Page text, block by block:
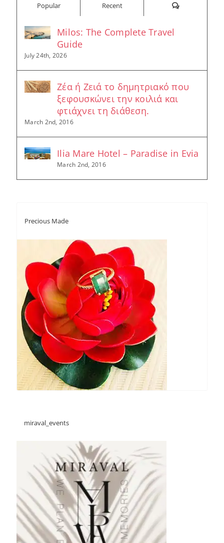
Popular Recent Comments
Milos: The Complete Travel
Guide
July 24th, 2026
Ζέα ή Ζειά το δημητριακό που
ξεφουσκώνει την κοιλιά και
φτιάχνει τη διάθεση.
March 2nd, 2016
Ilia Mare Hotel – Paradise in Evia
March 2nd, 2016
Precious Made
miraval_events